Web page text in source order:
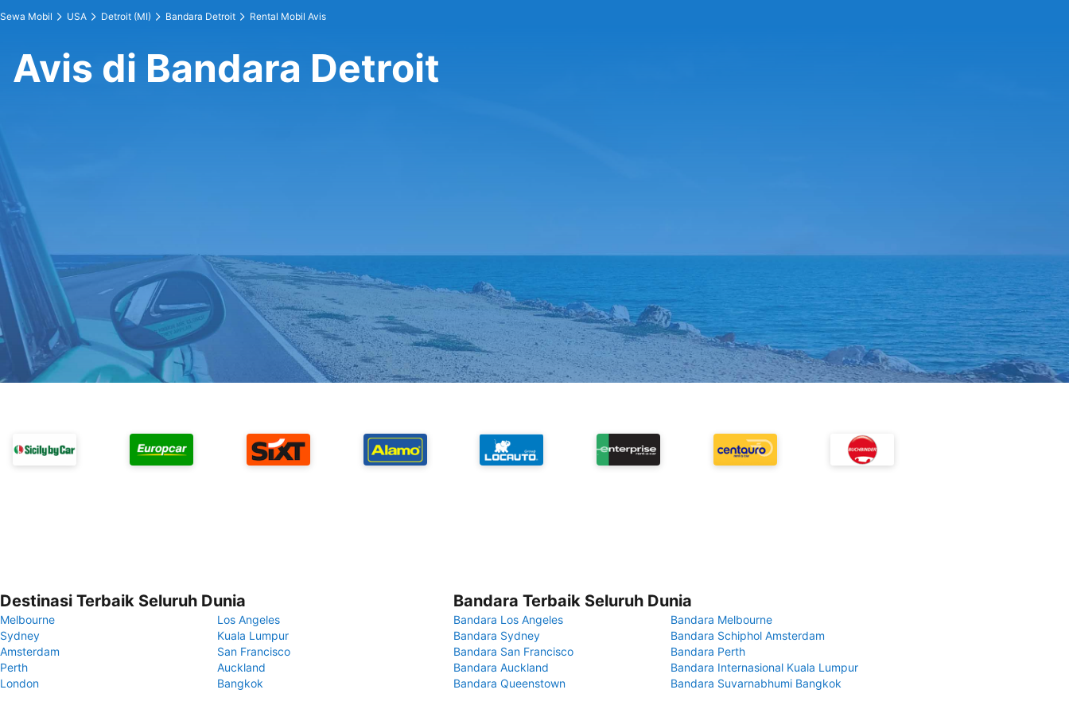
Sewa Mobil USA Detroit (MI) Bandara Detroit Rental Mobil Avis
Avis di Bandara Detroit
Destinasi Terbaik Seluruh Dunia
Melbourne
Los Angeles
Sydney
Kuala Lumpur
Amsterdam
San Francisco
Perth
Auckland
London
Bangkok
Bandara Terbaik Seluruh Dunia
Bandara Los Angeles
Bandara Melbourne
Bandara Sydney
Bandara Schiphol Amsterdam
Bandara San Francisco
Bandara Perth
Bandara Auckland
Bandara Internasional Kuala Lumpur
Bandara Queenstown
Bandara Suvarnabhumi Bangkok